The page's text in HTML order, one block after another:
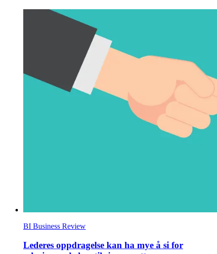
BI Business Review
Lederes oppdragelse kan ha mye å si for